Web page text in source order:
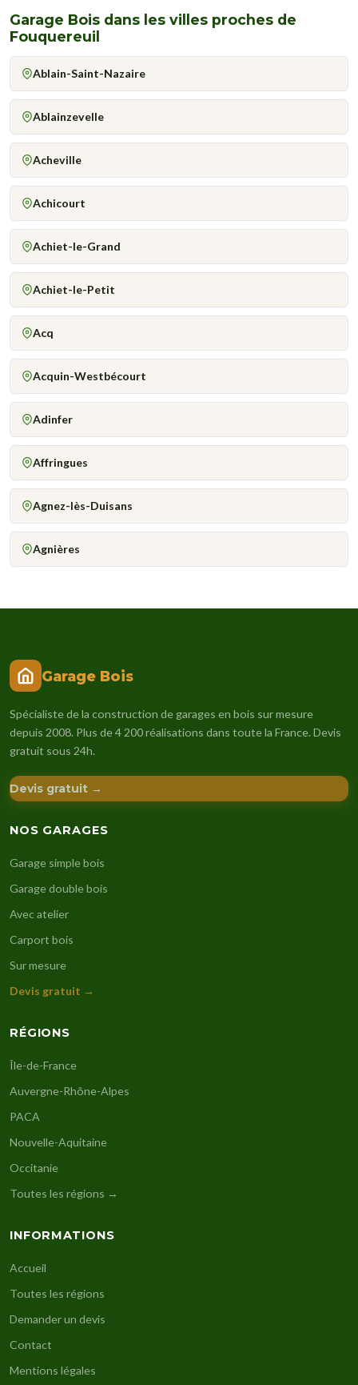
Garage Bois dans les villes proches de
Fouquereuil
Ablain-Saint-Nazaire
Ablainzevelle
Acheville
Achicourt
Achiet-le-Grand
Achiet-le-Petit
Acq
Acquin-Westbécourt
Adinfer
Affringues
Agnez-lès-Duisans
Agnières
Garage Bois
Spécialiste de la construction de garages en bois sur mesure
depuis 2008. Plus de 4 200 réalisations dans toute la France. Devis
gratuit sous 24h.
Devis gratuit →
NOS GARAGES
Garage simple bois
Garage double bois
Avec atelier
Carport bois
Sur mesure
Devis gratuit →
RÉGIONS
Île-de-France
Auvergne-Rhône-Alpes
PACA
Nouvelle-Aquitaine
Occitanie
Toutes les régions →
INFORMATIONS
Accueil
Toutes les régions
Demander un devis
Contact
Mentions légales